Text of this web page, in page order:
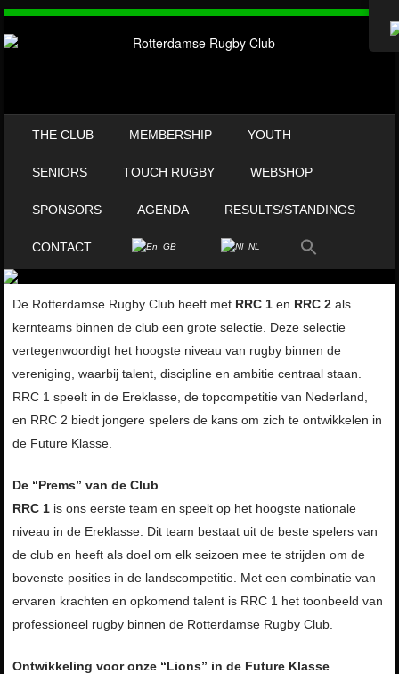
THE CLUB MEMBERSHIP YOUTH
SENIORS TOUCH RUGBY WEBSHOP
SPONSORS AGENDA RESULTS/STANDINGS
CONTACT
De Rotterdamse Rugby Club heeft met RRC 1 en RRC 2 als
kernteams binnen de club een grote selectie. Deze selectie
vertegenwoordigt het hoogste niveau van rugby binnen de
vereniging, waarbij talent, discipline en ambitie centraal staan.
RRC 1 speelt in de Ereklasse, de topcompetitie van Nederland,
en RRC 2 biedt jongere spelers de kans om zich te ontwikkelen in
de Future Klasse.
De “Prems” van de Club
RRC 1 is ons eerste team en speelt op het hoogste nationale
niveau in de Ereklasse. Dit team bestaat uit de beste spelers van
de club en heeft als doel om elk seizoen mee te strijden om de
bovenste posities in de landscompetitie. Met een combinatie van
ervaren krachten en opkomend talent is RRC 1 het toonbeeld van
professioneel rugby binnen de Rotterdamse Rugby Club.
Ontwikkelingvoor onze “Lions” in de Future Klasse